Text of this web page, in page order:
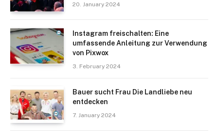
20. January 2024
Instagram freischalten: Eine
umfassende Anleitung zur Verwendung
von Pixwox
3. February 2024
Bauer sucht Frau Die Landliebe neu
entdecken
7. January 2024